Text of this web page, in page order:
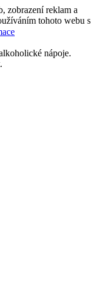
zobrazení reklam a
tohoto webu s
nápoje.